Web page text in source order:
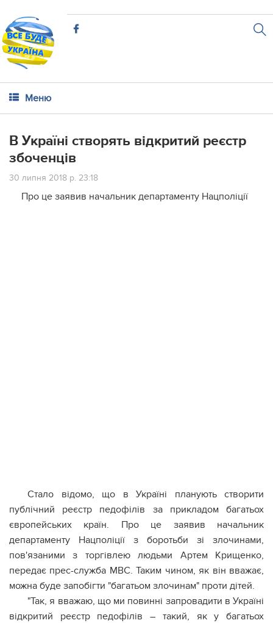
Меню
В Україні створять відкритий реєстр
збоченців
30 липня 2018 р. 23:18
Про це заявив начальник департаменту Нацполіції
Стало відомо, що в Україні планують створити
публічний реєстр педофілів за прикладом багатьох
європейських країн. Про це заявив начальник
департаменту Нацполіції з боротьби зі злочинами,
пов'язаними з торгівлею людьми Артем Крищенко,
передає прес-служба МВС. Таким чином, як він вважає,
можна буде запобігти "багатьом злочинам" проти дітей.
"Так, я вважаю, що ми повинні запровадити в Україні
відкритий реєстр педофілів – такий, як у багатьох